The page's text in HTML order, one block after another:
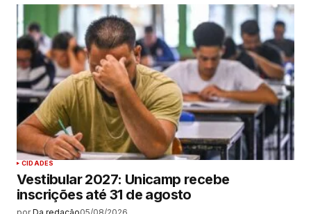
CIDADES
Vestibular 2027: Unicamp recebe
inscrições até 31 de agosto